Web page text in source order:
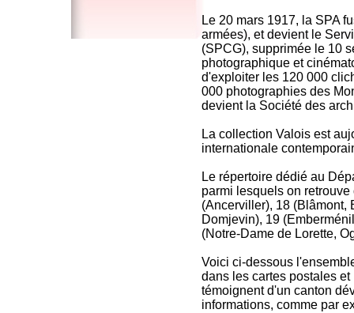
Le 20 mars 1917, la SPA
armées), et devient le
(SPCG), supprimée le 10
photographique et
d'exploiter les 120 000
000 photographies des
devient la Société des
La collection Valois est
internationale
Le répertoire dédié au
parmi lesquels on
(Ancerviller), 18 (Blâmont,
Domjevin), 19
(Notre-Dame de Lorette,
Voici ci-dessous
dans les cartes postales
témoignent d'un canton
informations, comme par